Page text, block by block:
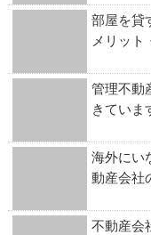
部屋を貸
メリット
管理不動
きていま
海外にい
動産会社
不動産会